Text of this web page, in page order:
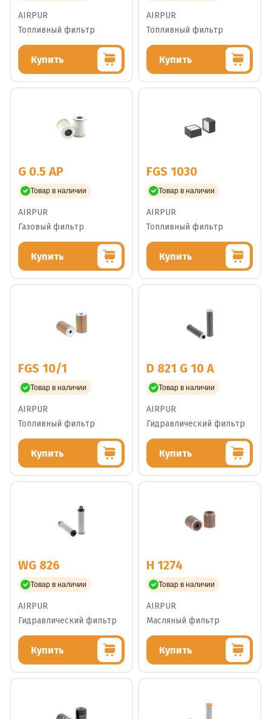
AIRPUR
Топливный фильтр
Купить
AIRPUR
Топливный фильтр
Купить
G 0.5 AP
Товар в наличии
AIRPUR
Газовый фильтр
Купить
FGS 1030
Товар в наличии
AIRPUR
Топливный фильтр
Купить
FGS 10/1
Товар в наличии
AIRPUR
Топливный фильтр
Купить
D 821 G 10 A
Товар в наличии
AIRPUR
Гидравлический фильтр
Купить
WG 826
Товар в наличии
AIRPUR
Гидравлический фильтр
Купить
H 1274
Товар в наличии
AIRPUR
Масляный фильтр
Купить